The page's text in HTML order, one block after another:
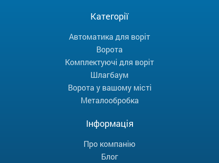
Категорії
Автоматика для воріт
Ворота
Комплектуючі для воріт
Шлагбаум
Ворота у вашому місті
Металообробка
Інформація
Про компанію
Блог